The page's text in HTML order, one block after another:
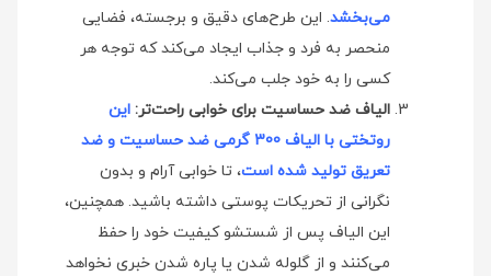
می‌بخشد. این طرح‌های دقیق و برجسته، فضایی
منحصر به فرد و جذاب ایجاد می‌کند که توجه هر
کسی را به خود جلب می‌کند.
الیاف ضد حساسیت برای خوابی راحت‌تر: این
روتختی با الیاف 300 گرمی ضد حساسیت و ضد
تعریق تولید شده است، تا خوابی آرام و بدون
نگرانی از تحریکات پوستی داشته باشید. همچنین،
این الیاف پس از شستشو کیفیت خود را حفظ
می‌کنند و از گلوله شدن یا پاره شدن خبری نخواهد